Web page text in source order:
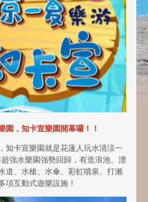
園，知卡宣樂園開幕囉！！
知卡宣樂園就是花蓮人玩水清涼一
強水樂園強勢回歸，有造浪池、漂
道、水槍、水傘、彩虹噴泉、打瀨
項互動式遊樂設施！